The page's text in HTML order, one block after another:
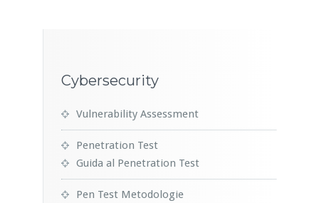
Cybersecurity
Vulnerability Assessment
Penetration Test
Guida al Penetration Test
Pen Test Metodologie